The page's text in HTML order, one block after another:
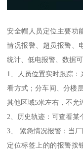
安全帽人员定位主要功
情况报警、超员报警、
统计、低电报警、数据
1、人员位置实时跟踪
看方式；分车间、分楼
其他区域5米左右，不允
2、历史轨迹：可查看某
3、 紧急情况报警：当
定位标签上的的报警按